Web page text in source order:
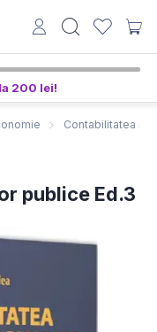
200 lei!
Contabilitatea
publice Ed.3